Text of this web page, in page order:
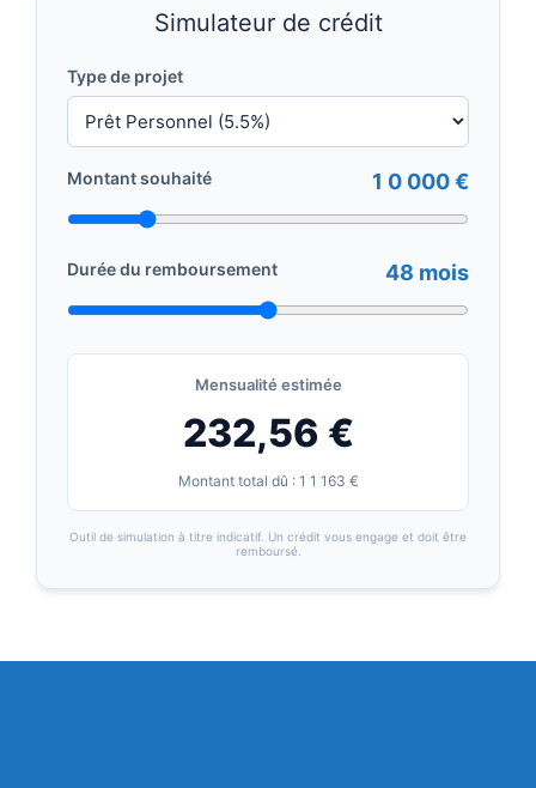
Simulateur de crédit
Type de projet
Montant souhaité 1 0 000 €
Durée du remboursement 48 mois
Mensualité estimée
232,56 €
Montant total dû : 1 1 163 €
Outil de simulation à titre indicatif. Un crédit vous engage et doit être
remboursé.